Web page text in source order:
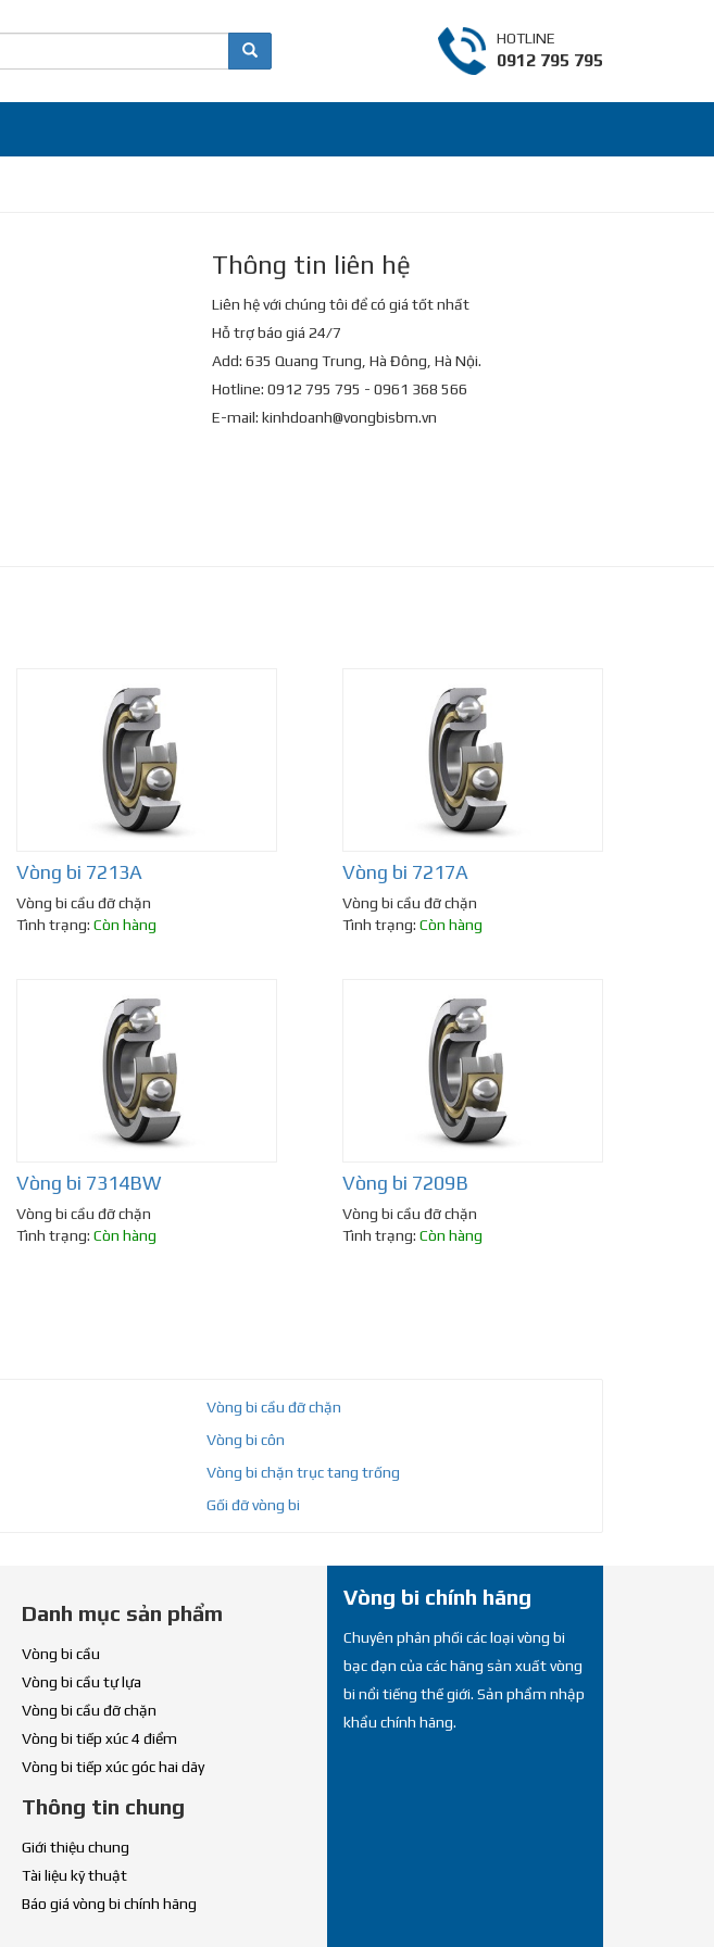
HOTLINE
0912 795 795
Thông tin liên hệ
Liên hệ với chúng tôi để có giá tốt nhất
Hỗ trợ báo giá 24/7
Add: 635 Quang Trung, Hà Đông, Hà Nội.
Hotline: 0912 795 795 - 0961 368 566
E-mail: kinhdoanh@vongbisbm.vn
Vòng bi 7213A
Vòng bi cầu đỡ chặn
Tình trạng: Còn hàng
Vòng bi 7217A
Vòng bi cầu đỡ chặn
Tình trạng: Còn hàng
Vòng bi 7314BW
Vòng bi cầu đỡ chặn
Tình trạng: Còn hàng
Vòng bi 7209B
Vòng bi cầu đỡ chặn
Tình trạng: Còn hàng
Vòng bi cầu đỡ chặn
Vòng bi côn
Vòng bi chặn trục tang trống
Gối đỡ vòng bi
Danh mục sản phẩm
Vòng bi cầu
Vòng bi cầu tự lựa
Vòng bi cầu đỡ chặn
Vòng bi tiếp xúc 4 điểm
Vòng bi tiếp xúc góc hai dãy
Thông tin chung
Giới thiệu chung
Tài liệu kỹ thuật
Báo giá vòng bi chính hãng
Vòng bi chính hãng
Chuyên phân phối các loại vòng bi
bạc đạn của các hãng sản xuất vòng
bi nổi tiếng thế giới. Sản phẩm nhập
khẩu chính hãng.